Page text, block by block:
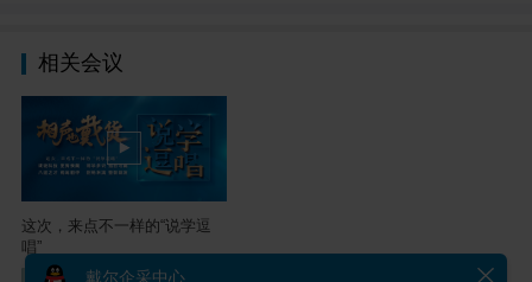
相关会议
这次，来点不一样的“说学逗
唱”
2021-12-24
戴尔企采中心